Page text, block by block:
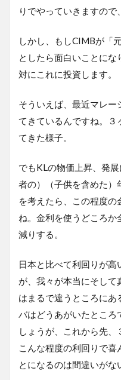
りでやっていきますので
しかし、もしCIMBが「
としたら面白いことに
対にこれに投資します。
そういえば、最近マレー
てきているんですね。３
てきた様子。
でもKLの物価上昇、発
者の）（子供を含めた）
を考えたら、この程度の
ね。金利を使うどころか
減りする。
日本と比べて利回りが高
が、我々が本当にそして
はまるで違うところに
バはどうあがいたとこ
しょうが、これから先
こんな程度の利回りで喜
とになるのは間違いがな